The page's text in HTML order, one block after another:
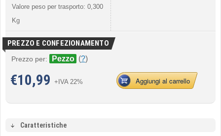
Valore peso per trasporto: 0,300
Kg
PREZZO E CONFEZIONAMENTO
Prezzo per: Pezzo (?)
€10,99 +IVA 22% Aggiungi al carrello
Caratteristiche